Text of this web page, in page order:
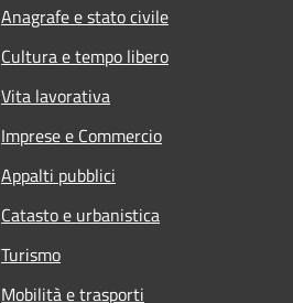
Anagrafe e stato civile
Cultura e tempo libero
Vita lavorativa
Imprese e Commercio
Appalti pubblici
Catasto e urbanistica
Turismo
Mobilità e trasporti